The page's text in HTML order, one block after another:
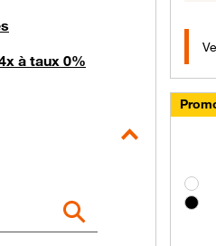
à taux 0%
Rechercher